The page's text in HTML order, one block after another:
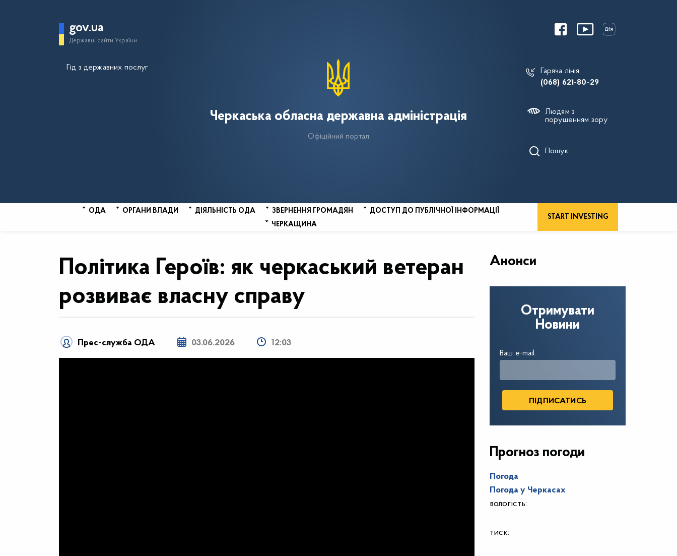
gov.ua
Державні сайти України
Гід з державних послуг
Черкаська обласна державна адміністрація
Офіційний портал
Гаряча лінія
(068) 621-80-29
Людям з
порушенням зору
Пошук
ОДА ОРГАНИ ВЛАДИ ДІЯЛЬНІСТЬ ОДА ЗВЕРНЕННЯ ГРОМАДЯН
ДОСТУП ДО ПУБЛІЧНОЇ ІНФОРМАЦІЇ
ЧЕРКАЩИНА
START INVESTING
Політика Героїв: як черкаський ветеран
розвиває власну справу
Прес-служба ОДА 03.06.2026 12:03
Анонси
Отримувати
Новини
Ваш e-mail
Прогноз погоди
Погода
Погода у Черкасах
вологість:
тиск: